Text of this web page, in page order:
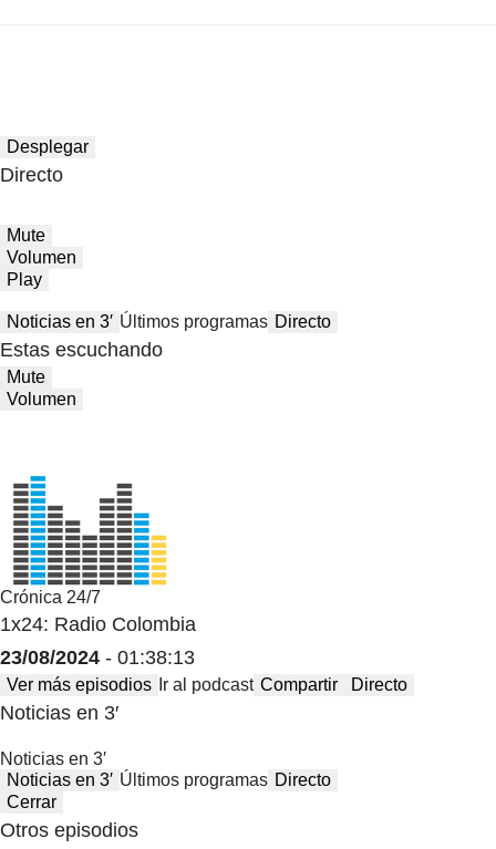
Desplegar
Directo
Mute
Volumen
Play
Noticias en 3′ Últimos programas Directo
Estas escuchando
Mute
Volumen
Crónica 24/7
1x24: Radio Colombia
23/08/2024 - 01:38:13
Ver más episodios Ir al podcast Compartir Directo
Noticias en 3′
Noticias en 3′
Noticias en 3′ Últimos programas Directo
Cerrar
Otros episodios